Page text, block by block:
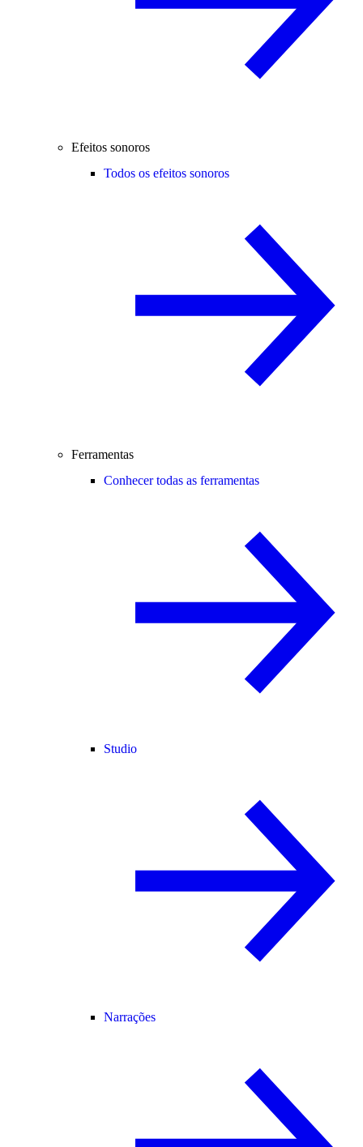
Efeitos sonoros
Todos os efeitos sonoros
Ferramentas
Conhecer todas as ferramentas
Studio
Narrações